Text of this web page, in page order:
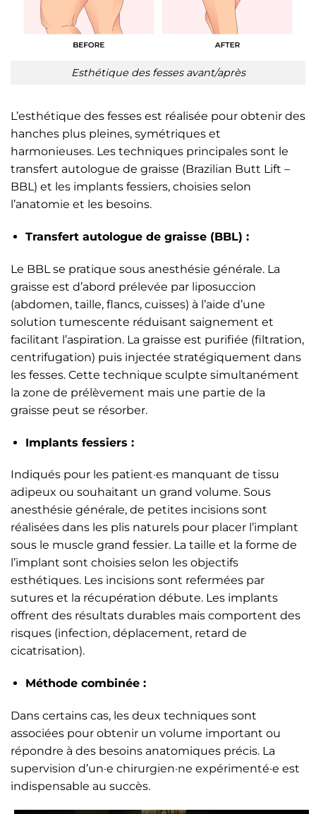
Esthétique des fesses avant/après
L’esthétique des fesses est réalisée pour obtenir des
hanches plus pleines, symétriques et
harmonieuses. Les techniques principales sont le
transfert autologue de graisse (Brazilian Butt Lift –
BBL) et les implants fessiers, choisies selon
l’anatomie et les besoins.
Transfert autologue de graisse (BBL) :
Le BBL se pratique sous anesthésie générale. La
graisse est d’abord prélevée par liposuccion
(abdomen, taille, flancs, cuisses) à l’aide d’une
solution tumescente réduisant saignement et
facilitant l’aspiration. La graisse est purifiée (filtration,
centrifugation) puis injectée stratégiquement dans
les fesses. Cette technique sculpte simultanément
la zone de prélèvement mais une partie de la
graisse peut se résorber.
Implants fessiers :
Indiqués pour les patient·es manquant de tissu
adipeux ou souhaitant un grand volume. Sous
anesthésie générale, de petites incisions sont
réalisées dans les plis naturels pour placer l’implant
sous le muscle grand fessier. La taille et la forme de
l’implant sont choisies selon les objectifs
esthétiques. Les incisions sont refermées par
sutures et la récupération débute. Les implants
offrent des résultats durables mais comportent des
risques (infection, déplacement, retard de
cicatrisation).
Méthode combinée :
Dans certains cas, les deux techniques sont
associées pour obtenir un volume important ou
répondre à des besoins anatomiques précis. La
supervision d’un·e chirurgien·ne expérimenté·e est
indispensable au succès.